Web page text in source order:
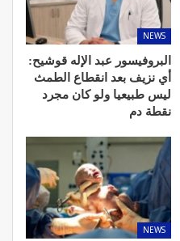
NEWS
البروفيسور عبد الإله قوشيح:
أي نزيف بعد انقطاع الطمث
ليس طبيعيا ولو كان مجرد
نقطة دم
NEWS